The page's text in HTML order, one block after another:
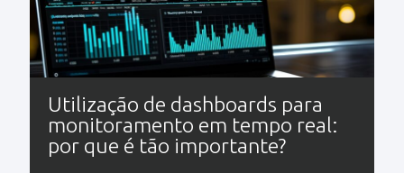
Utilização de dashboards para
monitoramento em tempo real:
por que é tão importante?